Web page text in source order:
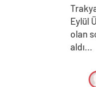
Eylül
olan
aldı…